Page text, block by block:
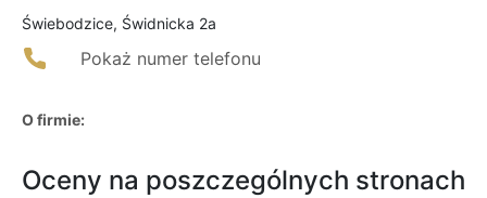
Świebodzice, Świdnicka 2a
Pokaż numer telefonu
O firmie:
Oceny na poszczególnych stronach